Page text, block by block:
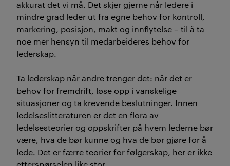
akkurat det vi må. Det skjer gjerne når ledere i
mindre grad leder ut fra egne behov for kontroll,
markering, posisjon, makt og innflytelse – til å ta
noe mer hensyn til medarbeideres behov for
lederskap.
Ta lederskap når andre trenger det: når det er
behov for fremdrift, løse opp i vanskelige
situasjoner og ta krevende beslutninger. Innen
ledelseslitteraturen er det en flora av
ledelsesteorier og oppskrifter på hvem lederne bør
være, hva de bør kunne og hva de bør gjøre for å
lede. Det er færre teorier for følgerskap, her er ikke